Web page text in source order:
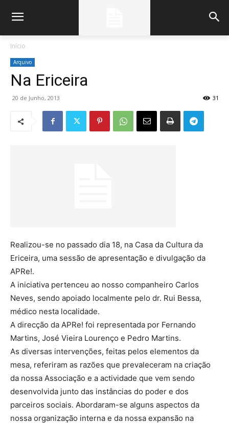
Início
Arquivo
Na Ericeira
20 de Junho, 2013 31
Realizou-se no passado dia 18, na Casa da Cultura da
Ericeira, uma sessão de apresentação e divulgação da
APRe!.
A iniciativa pertenceu ao nosso companheiro Carlos
Neves, sendo apoiado localmente pelo dr. Rui Bessa,
médico nesta localidade.
A direcção da APRe! foi representada por Fernando
Martins, José Vieira Lourenço e Pedro Martins.
As diversas intervenções, feitas pelos elementos da
mesa, referiram as razões que prevaleceram na criação
da nossa Associação e a actividade que vem sendo
desenvolvida junto das instâncias do poder e dos
parceiros sociais. Abordaram-se alguns aspectos da
nossa organização interna e da nossa expansão na